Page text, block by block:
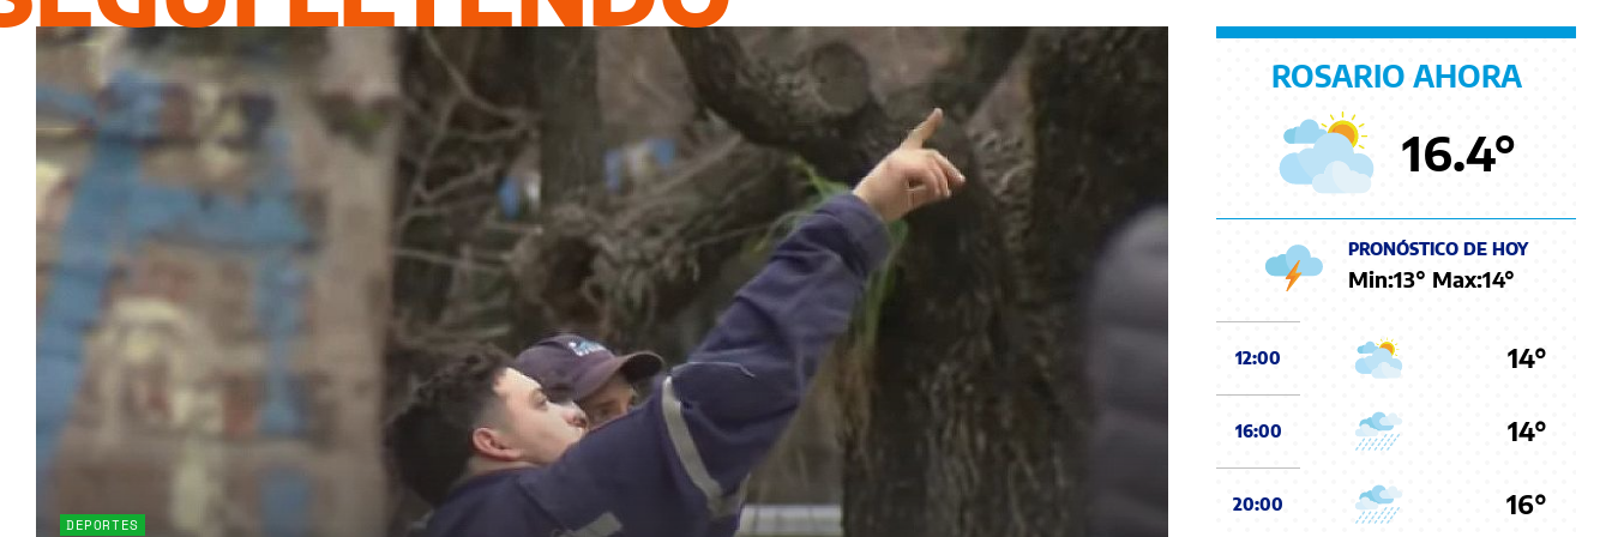
DEPORTES
ROSARIO AHORA
16.4°
PRONÓSTICO DE HOY
Min:13° Max:14°
12:00 14°
16:00 14°
20:00 16°